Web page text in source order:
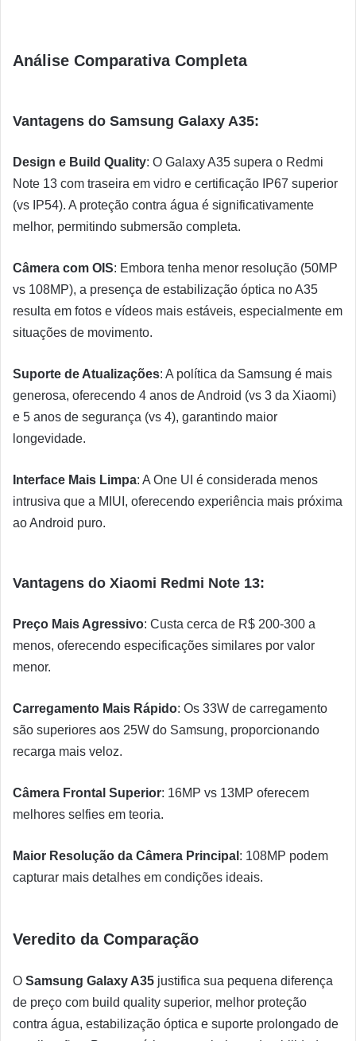
Análise Comparativa Completa
Vantagens do Samsung Galaxy A35:
Design e Build Quality: O Galaxy A35 supera o Redmi
Note 13 com traseira em vidro e certificação IP67 superior
(vs IP54). A proteção contra água é significativamente
melhor, permitindo submersão completa.
Câmera com OIS: Embora tenha menor resolução (50MP
vs 108MP), a presença de estabilização óptica no A35
resulta em fotos e vídeos mais estáveis, especialmente em
situações de movimento.
Suporte de Atualizações: A política da Samsung é mais
generosa, oferecendo 4 anos de Android (vs 3 da Xiaomi)
e 5 anos de segurança (vs 4), garantindo maior
longevidade.
Interface Mais Limpa: A One UI é considerada menos
intrusiva que a MIUI, oferecendo experiência mais próxima
ao Android puro.
Vantagens do Xiaomi Redmi Note 13:
Preço Mais Agressivo: Custa cerca de R$ 200-300 a
menos, oferecendo especificações similares por valor
menor.
Carregamento Mais Rápido: Os 33W de carregamento
são superiores aos 25W do Samsung, proporcionando
recarga mais veloz.
Câmera Frontal Superior: 16MP vs 13MP oferecem
melhores selfies em teoria.
Maior Resolução da Câmera Principal : 108MP podem
capturar mais detalhes em condições ideais.
Veredito da Comparação
O Samsung Galaxy A35 justifica sua pequena diferença
de preço com build quality superior, melhor proteção
contra água, estabilização óptica e suporte prolongado de